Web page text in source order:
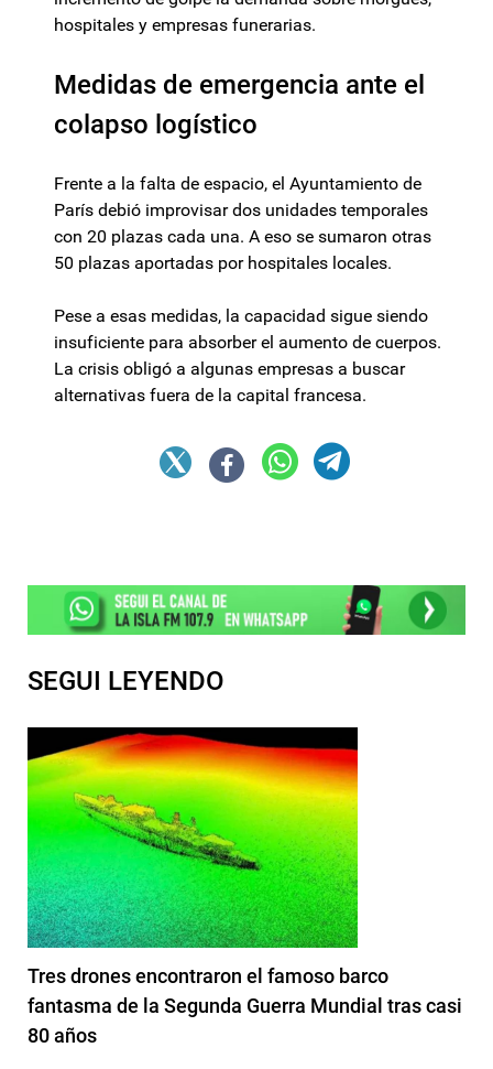
hospitales y empresas funerarias.
Medidas de emergencia ante el
colapso logístico
Frente a la falta de espacio, el Ayuntamiento de
París debió improvisar dos unidades temporales
con 20 plazas cada una. A eso se sumaron otras
50 plazas aportadas por hospitales locales.
Pese a esas medidas, la capacidad sigue siendo
insuficiente para absorber el aumento de cuerpos.
La crisis obligó a algunas empresas a buscar
alternativas fuera de la capital francesa.
SEGUI LEYENDO
Tres drones encontraron el famoso barco
fantasma de la Segunda Guerra Mundial tras casi
80 años